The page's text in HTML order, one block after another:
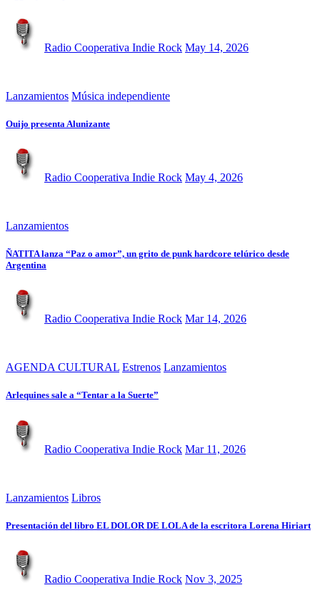
Radio Cooperativa Indie Rock May 14, 2026
Lanzamientos Música independiente
Ouijo presenta Alunizante
Radio Cooperativa Indie Rock May 4, 2026
Lanzamientos
ÑATITA lanza “Paz o amor”, un grito de punk hardcore telúrico desde
Argentina
Radio Cooperativa Indie Rock Mar 14, 2026
AGENDA CULTURAL Estrenos Lanzamientos
Arlequines sale a “Tentar a la Suerte”
Radio Cooperativa Indie Rock Mar 11, 2026
Lanzamientos Libros
Presentación del libro EL DOLOR DE LOLA de la escritora Lorena Hiriart
Radio Cooperativa Indie Rock Nov 3, 2025